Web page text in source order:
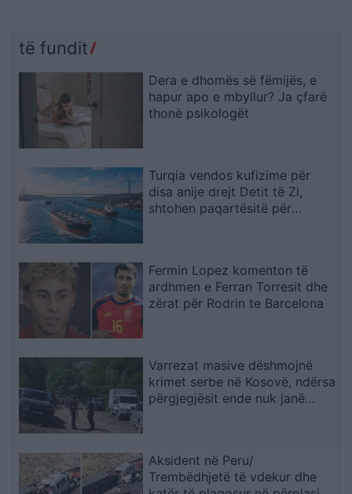
të fundit
Dera e dhomës së fëmijës, e
hapur apo e mbyllur? Ja çfarë
thonë psikologët
Turqia vendos kufizime për
disa anije drejt Detit të Zi,
shtohen paqartësitë për
Fermin Lopez komenton të
ardhmen e Ferran Torresit dhe
zërat për Rodrin te Barcelona
Varrezat masive dëshmojnë
krimet serbe në Kosovë, ndërsa
përgjegjësit ende nuk janë
Aksident në Peru/
Trembëdhjetë të vdekur dhe